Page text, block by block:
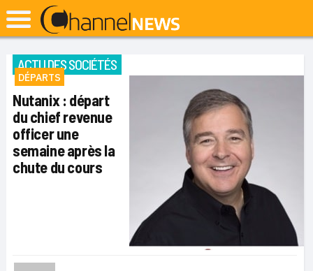
ACTU DES SOCIÉTÉS
DÉPARTS
Nutanix : départ
du chief revenue
officer une
semaine après la
chute du cours